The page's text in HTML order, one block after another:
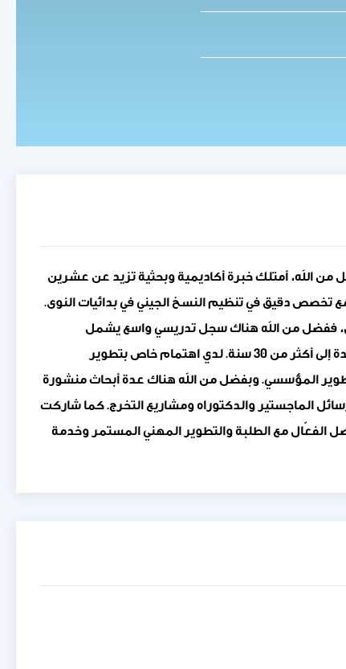
من الله، أمتلك خبرة أكاديمية وبحثية تزيد عن عشرين
تخصص دقيق في تنظيم النسخ الجيني في بدائيات النوى.
ففضل من الله هناك سجل تدريسي واسع يشمل
الكيمياء الحيوية، البيولوجيا الجزيئية، الوراثة، المعلوماتية الحيوية، والجينوم وغيرها الكثير من المقررات خلال مسيرة عملي الممتدة إلى أكثر من 30 سنة. لدي اهتمام خاص بتطوير
المؤسسي. وبفضل من الله هناك عدة أبحاث منشورة
الماجستير والدكتوراه ومشاريع التخرج. كما شاركت
الفعّال مع الطلبة والتطوير المهني المستمر وخدمة